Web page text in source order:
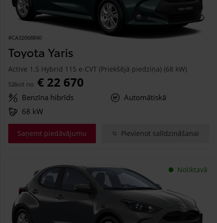
#CA32068840
Toyota Yaris
Active 1.5 Hybrid 115 e-CVT (Priekšējā piedziņa) (68 kW)
Sākot no € 22 670
Benzīna hibrīds
Automātiskā
68 kW
Saņemt piedāvājumu Pievienot salīdzināšanai
Noliktavā